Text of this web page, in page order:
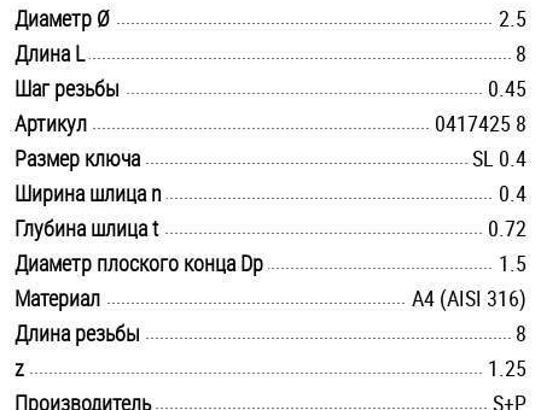
Такелаж
Хомуты
Шайбы
Шпильки
Шплинты
Штифты и пальцы
Диаметр Ø
2.5
Длина L
8
Шаг резьбы
0.45
Артикул
0417425 8
Размер ключа
SL 0.4
Ширина шлица n
0.4
Глубина шлица t
0.72
Диаметр плоского конца Dp
1.5
Материал
A4 (AISI 316)
Длина резьбы
8
z
1.25
Производитель
S+P